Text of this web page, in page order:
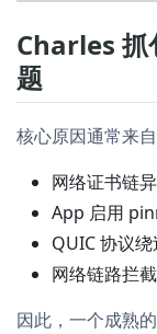
Charles 抓
题
核心原因通常来
网络证书链
App 启用
QUIC 协议
网络链路拦截
因此，一个成熟